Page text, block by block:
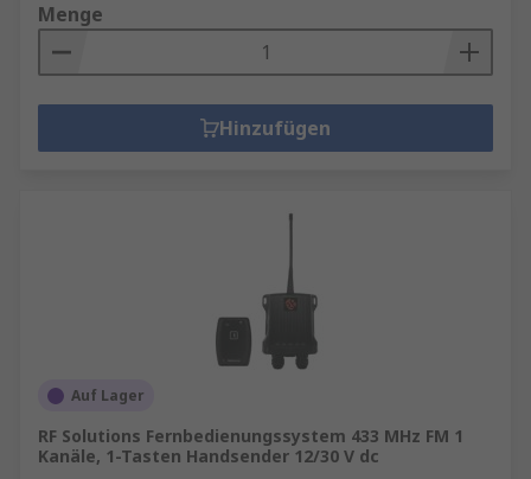
Menge
Hinzufügen
Auf Lager
RF Solutions Fernbedienungssystem 433 MHz FM 1
Kanäle, 1-Tasten Handsender 12/30 V dc